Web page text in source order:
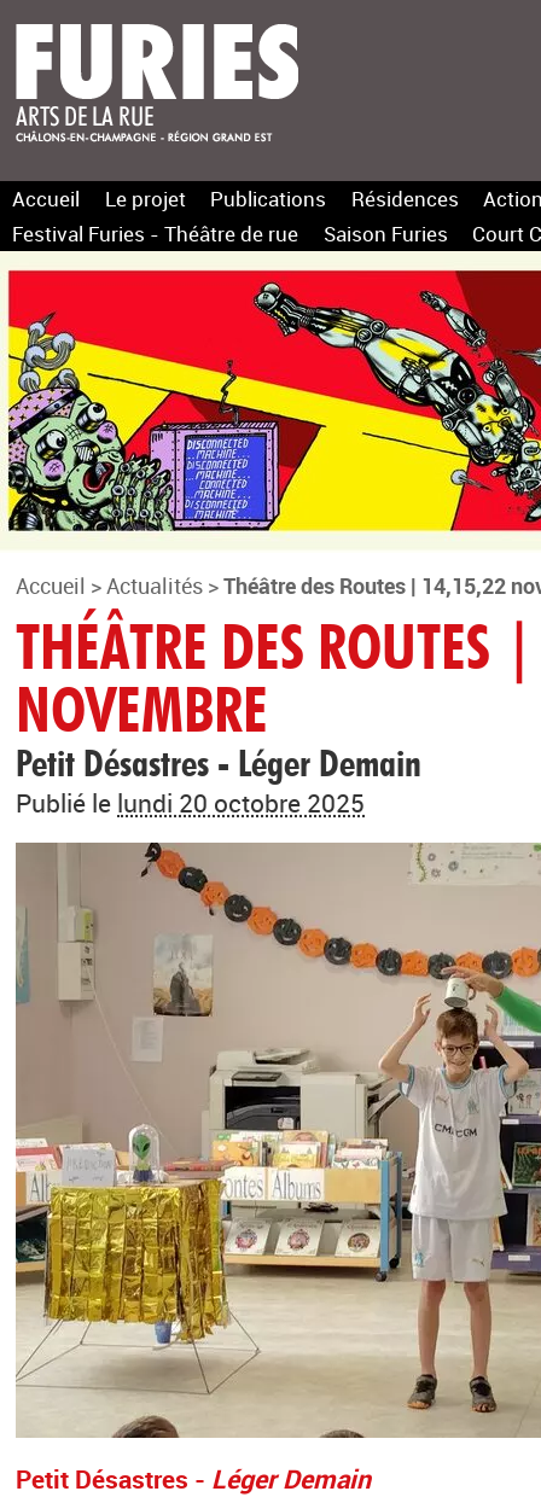
Accueil Le projet Publications Résidences
Festival Furies - Théâtre de rue
Saison Furies Court
Accueil > Actualités >Théâtre des Routes | 14,15,22
THÉÂTRE DES
NOVEMBRE
Petit Désastres - Léger Demain
Publié le lundi 20 octobre 2025
Petit Désastres - Léger Demain